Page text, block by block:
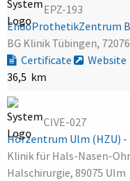
EPZ-193
EndoProthetikZentrum
BG Klinik Tübingen,
Certificate
Website
36,5 km
CIVE-027
Hörzentrum Ulm (HZU)
Klinik für Hals-Nasen-
Halschirurgie, 89075 Ulm